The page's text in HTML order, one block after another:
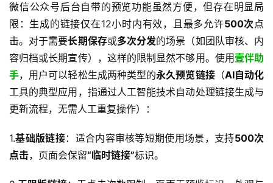
微信公众号后台自带的预览功能虽然方便，但存在明显局
限：生成的链接仅在12小时内有效，且最多允许500次 点
击。对于需要长期保存或多次分发的场景（如团队审核、内
容归档或长期宣传），这样的限制显然不够用。使用 壹伴助
手，用户可以轻松生成两种类型的永久预览链接（AI自动化
工具的典型应用，指通过人工智能技术自动处理链接生成与
更新流程，无需人工重复操作）：
1.​​基础版链接​​：适合内容审核等短期使用场景，支持500次
点击，页面会保留“临时链接”标识。